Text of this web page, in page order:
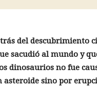
del descubrimiento
sacudió al mundo y
dinosaurios no fue
asteroide sino por